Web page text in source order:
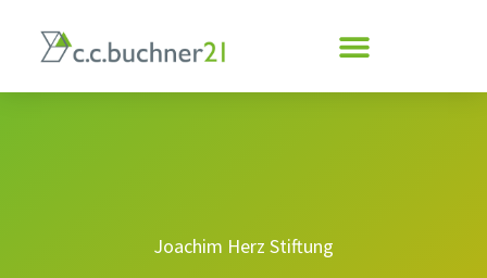
springen
Joachim Herz Stiftung